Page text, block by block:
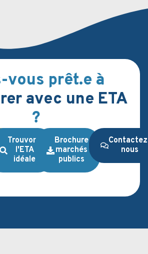
vous prêt.e à
avec une ETA
?
Trouvons
l'ETA
idéale
Brochure
marchés
publics
nous